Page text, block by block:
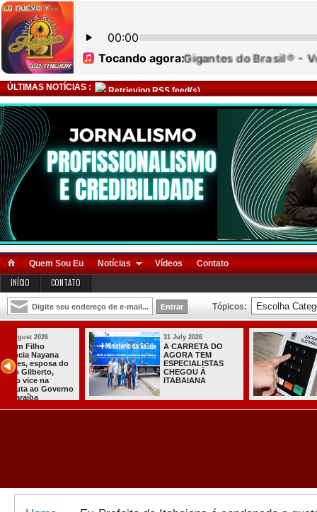
ÚLTIMAS NOTÍCIAS : Retrieving RSS feed(s)
Quem Sou Eu Notícias Vídeos Contato
INÍCIO CONTATO
Tópicos:
31 July 2026
Sistema do TSE
registra primeiras
candidaturas na
Paraíba
31 July 2026
Com João,
Nabor,
do PT
apoio à
governo na